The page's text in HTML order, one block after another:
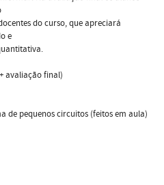
do curso, que apreciará
e
avaliação final)
de pequenos circuitos (feitos em aula)